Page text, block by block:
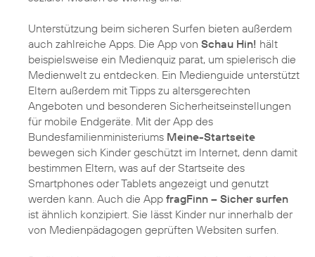
Unterstützung beim sicheren Surfen bieten außerdem
auch zahlreiche Apps. Die App von Schau Hin! hält
beispielsweise ein Medienquiz parat, um spielerisch die
Medienwelt zu entdecken. Ein Medienguide unterstützt
Eltern außerdem mit Tipps zu altersgerechten
Angeboten und besonderen Sicherheitseinstellungen
für mobile Endgeräte. Mit der App des
Bundesfamilienministeriums Meine-Startseite
bewegen sich Kinder geschützt im Internet, denn damit
bestimmen Eltern, was auf der Startseite des
Smartphones oder Tablets angezeigt und genutzt
werden kann. Auch die App fragFinn – Sicher surfen
ist ähnlich konzipiert. Sie lässt Kinder nur innerhalb der
von Medienpädagogen geprüften Websiten surfen.